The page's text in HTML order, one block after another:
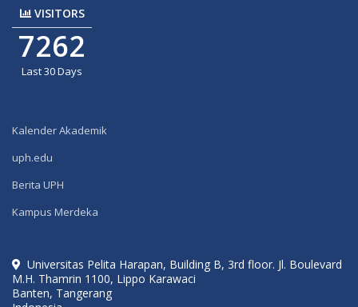
VISITORS
7262
Last 30 Days
Kalender Akademik
uph.edu
Berita UPH
Kampus Merdeka
Universitas Pelita Harapan, Building B, 3rd floor. Jl. Boulevard
M.H. Thamrin 1100, Lippo Karawaci
Banten, Tangerang